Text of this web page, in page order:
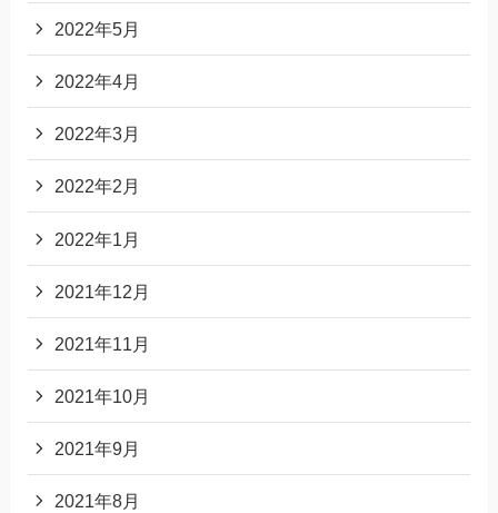
2022年5月
2022年4月
2022年3月
2022年2月
2022年1月
2021年12月
2021年11月
2021年10月
2021年9月
2021年8月